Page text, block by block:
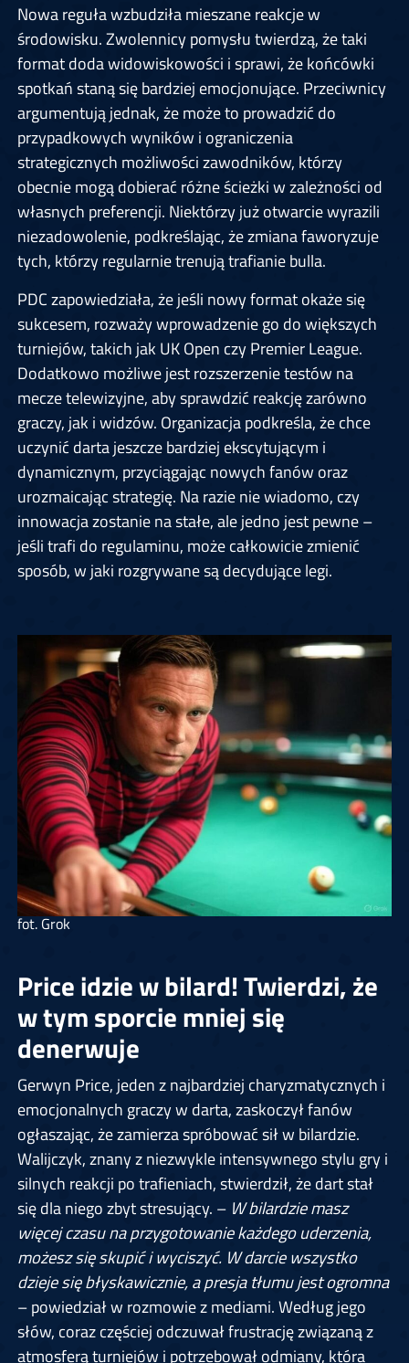
Nowa reguła wzbudziła mieszane reakcje w
środowisku. Zwolennicy pomysłu twierdzą, że taki
format doda widowiskowości i sprawi, że końcówki
spotkań staną się bardziej emocjonujące. Przeciwnicy
argumentują jednak, że może to prowadzić do
przypadkowych wyników i ograniczenia
strategicznych możliwości zawodników, którzy
obecnie mogą dobierać różne ścieżki w zależności od
własnych preferencji. Niektórzy już otwarcie wyrazili
niezadowolenie, podkreślając, że zmiana faworyzuje
tych, którzy regularnie trenują trafianie bulla.
PDC zapowiedziała, że jeśli nowy format okaże się
sukcesem, rozważy wprowadzenie go do większych
turniejów, takich jak UK Open czy Premier League.
Dodatkowo możliwe jest rozszerzenie testów na
mecze telewizyjne, aby sprawdzić reakcję zarówno
graczy, jak i widzów. Organizacja podkreśla, że chce
uczynić darta jeszcze bardziej ekscytującym i
dynamicznym, przyciągając nowych fanów oraz
urozmaicając strategię. Na razie nie wiadomo, czy
innowacja zostanie na stałe, ale jedno jest pewne –
jeśli trafi do regulaminu, może całkowicie zmienić
sposób, w jaki rozgrywane są decydujące legi.
fot. Grok
Price idzie w bilard! Twierdzi, że
w tym sporcie mniej się
denerwuje
Gerwyn Price, jeden z najbardziej charyzmatycznych i
emocjonalnych graczy w darta, zaskoczył fanów
ogłaszając, że zamierza spróbować sił w bilardzie.
Walijczyk, znany z niezwykle intensywnego stylu gry i
silnych reakcji po trafieniach, stwierdził, że dart stał
się dla niego zbyt stresujący. – W bilardzie masz
więcej czasu na przygotowanie każdego uderzenia,
możesz się skupić i wyciszyć. W darcie wszystko
dzieje się błyskawicznie, a presja tłumu jest ogromna
– powiedział w rozmowie z mediami. Według jego
słów, coraz częściej odczuwał frustrację związaną z
atmosferą turniejów i potrzebował odmiany, która